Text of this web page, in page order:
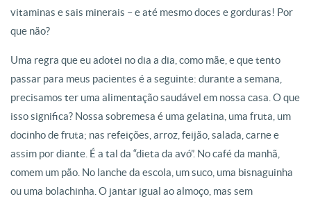
vitaminas e sais minerais – e até mesmo doces e gorduras! Por
que não?
Uma regra que eu adotei no dia a dia, como mãe, e que tento
passar para meus pacientes é a seguinte: durante a semana,
precisamos ter uma alimentação saudável em nossa casa. O que
isso significa? Nossa sobremesa é uma gelatina, uma fruta, um
docinho de fruta; nas refeições, arroz, feijão, salada, carne e
assim por diante. É a tal da “dieta da avó”. No café da manhã,
comem um pão. No lanche da escola, um suco, uma bisnaguinha
ou uma bolachinha. O jantar igual ao almoço, mas sem